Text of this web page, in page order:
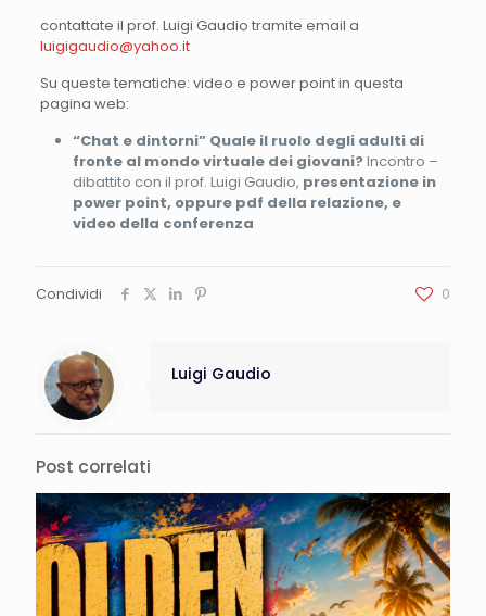
contattate il prof. Luigi Gaudio tramite email a
luigigaudio@yahoo.it
Su queste tematiche: video e power point in questa
pagina web:
“Chat e dintorni” Quale il ruolo degli adulti di
fronte al mondo virtuale dei giovani?Incontro –
dibattito con il prof. Luigi Gaudio, presentazione in
power point, oppure pdf della relazione, e
video della conferenza
Condividi 0
Luigi Gaudio
Post correlati